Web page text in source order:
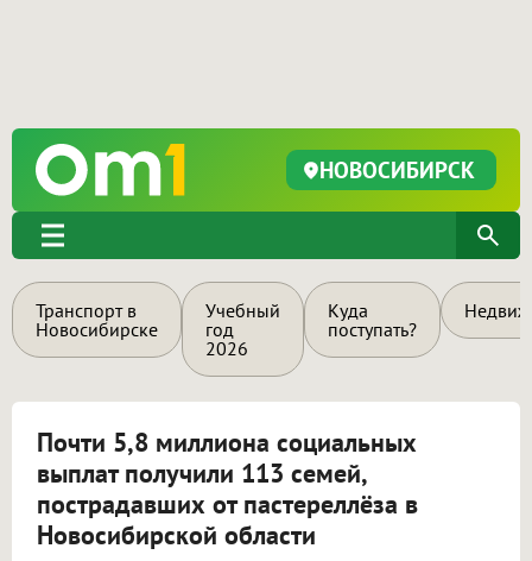
НОВОСИБИРСК
Транспорт в
Новосибирске
Учебный
год
2026
Куда
поступать?
Почти 5,8 миллиона социальных
выплат получили 113 семей,
пострадавших от пастереллёза в
Новосибирской области